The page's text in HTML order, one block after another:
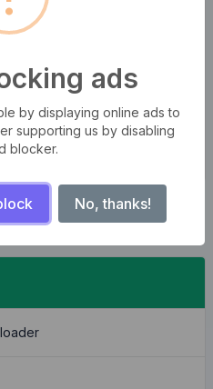
malesuada egestas, iaculis
Aliquam erat
sit amet sapien libero. Sed
ads
by displaying online ads to
supporting us by disabling
blocker.
No, thanks!